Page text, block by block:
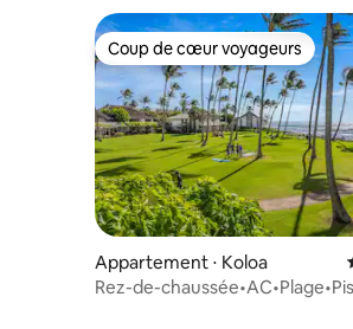
Coup de cœur voyageurs
Coup de cœur voyageurs
Appartement ⋅ Koloa
Rez-de-